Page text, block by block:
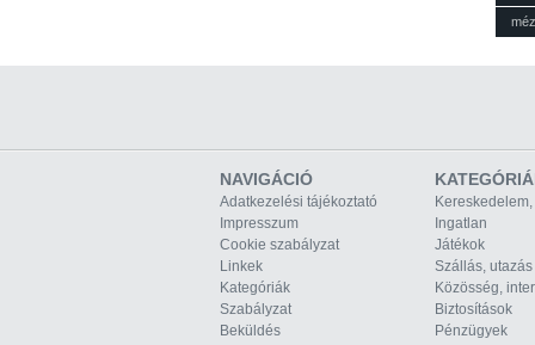
méz
NAVIGÁCIÓ
Adatkezelési tájékoztató
Impresszum
Cookie szabályzat
Linkek
Kategóriák
Szabályzat
Beküldés
Ingatlan
Játékok
Szállás, utazás
Közösség,
Biztosítások
Pénzügyek